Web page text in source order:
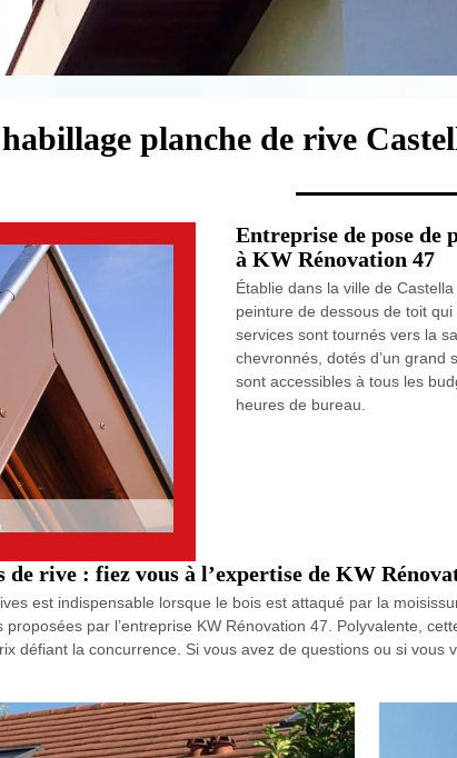
planche de rive
Entreprise de pose de
à KW Rénovation 47
Établie dans la ville de
peinture de dessous de toit
services sont tournés vers la
chevronnés, dotés d’un grand
sont accessibles à tous les
heures de bureau.
de rive : fiez vous à l’expertise de KW
est indispensable lorsque le bois est attaqué par la
par l’entreprise KW Rénovation 47. Polyvalente,
défiant la concurrence. Si vous avez de questions ou si